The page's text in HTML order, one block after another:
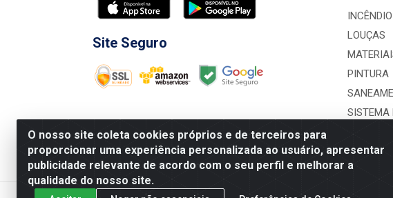
O nosso site coleta cookies próprios e de terceiros para
proporcionar uma experiência personalizada ao usuário, apresentar
publicidade relevante de acordo com o seu perfil e melhorar a
qualidade do nosso site.
Site Seguro
INCÊNDIO
LOUÇAS
PINTURA
SISTEMA
Nova Boni Distribuidora de Material de Construção LTDA - Rua